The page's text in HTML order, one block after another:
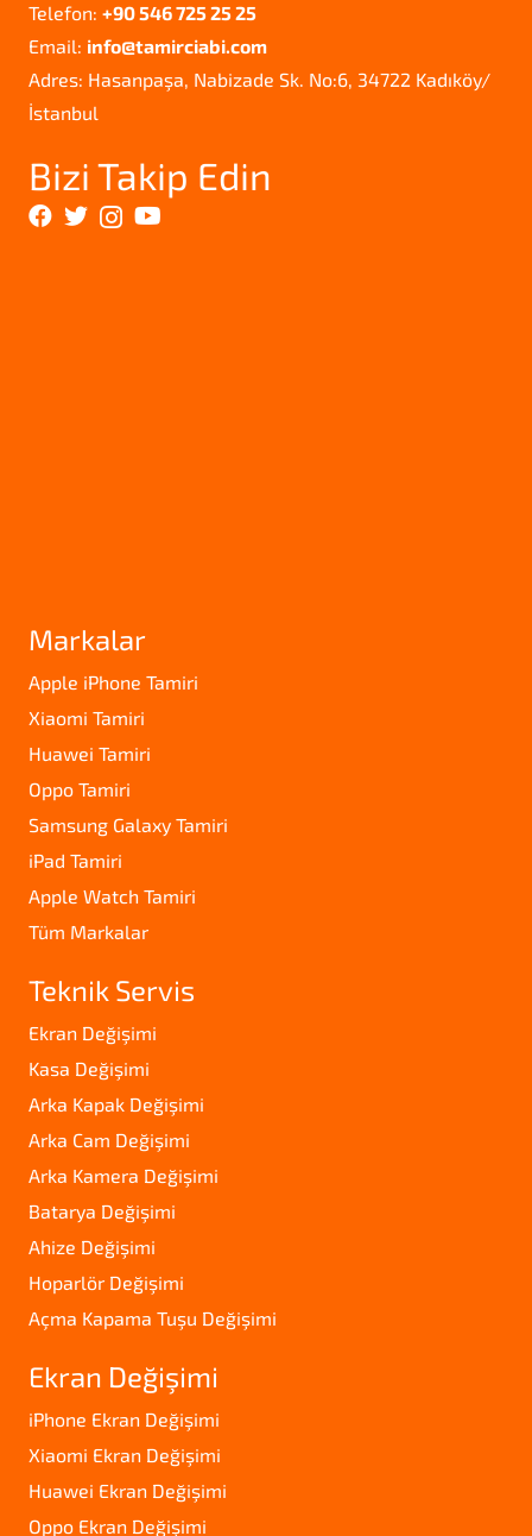
Telefon: +90 546 725 25 25
Email: info@tamirciabi.com
Adres: Hasanpaşa, Nabizade Sk. No:6, 34722 Kadıköy/
İstanbul
Bizi Takip Edin
Markalar
Apple iPhone Tamiri
Xiaomi Tamiri
Huawei Tamiri
Oppo Tamiri
Samsung Galaxy Tamiri
iPad Tamiri
Apple Watch Tamiri
Tüm Markalar
Teknik Servis
Ekran Değişimi
Kasa Değişimi
Arka Kapak Değişimi
Arka Cam Değişimi
Arka Kamera Değişimi
Batarya Değişimi
Ahize Değişimi
Hoparlör Değişimi
Açma Kapama Tuşu Değişimi
Ekran Değişimi
iPhone Ekran Değişimi
Xiaomi Ekran Değişimi
Huawei Ekran Değişimi
Oppo Ekran Değişimi